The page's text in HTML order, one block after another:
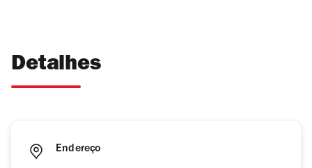
Detalhes
Endereço